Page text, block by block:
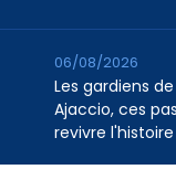
Les gardiens
Ajaccio, ces
revivre
06/08/2026